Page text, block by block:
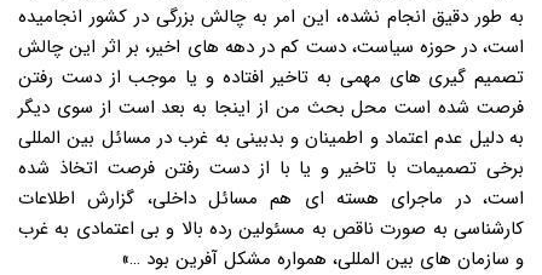
به طور دقیق انجام نشده، این امر به چالش بزرگی در کشور انجامیده
است، در حوزه سیاست، دست کم در دهه های اخیر، بر اثر این چالش
تصمیم گیری های مهمی به تاخیر افتاده و یا موجب از دست رفتن
فرصت شده است محل بحث من از اینجا به بعد است از سوی دیگر
به دلیل عدم اعتماد و اطمینان و بدبینی به غرب در مسائل بین المللی
برخی تصمیمات با تاخیر و یا با از دست رفتن فرصت اتخاذ شده
است، در ماجرای هسته ای هم مسائل داخلی، گزارش اطلاعات
کارشناسی به صورت ناقص به مسئولین رده بالا و بی اعتمادی به غرب
و سازمان های بین المللی، همواره مشکل آفرین بود …»